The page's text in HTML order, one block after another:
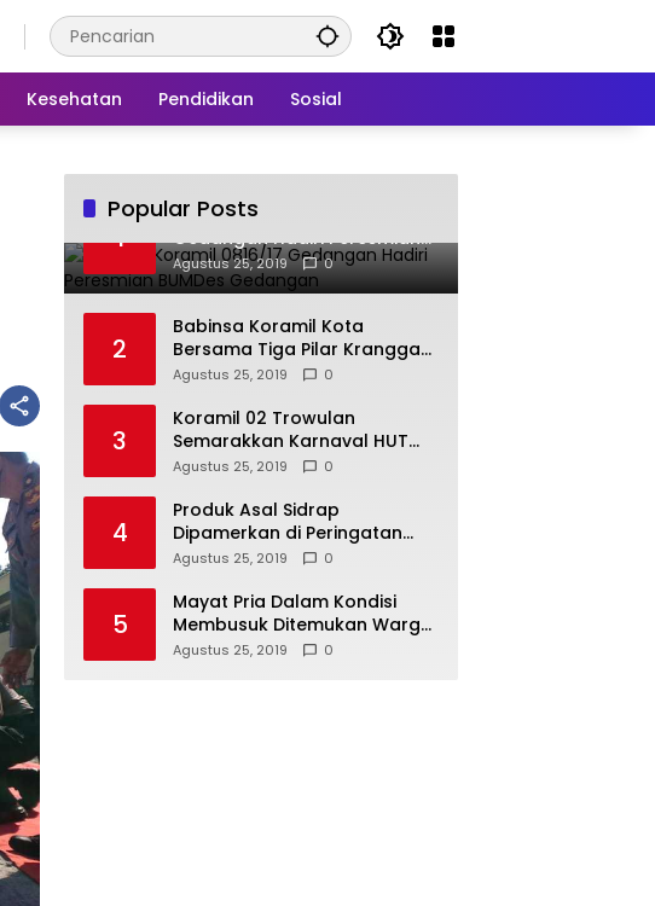
Kesehatan Pendidikan Sosial
Popular Posts
1
Babinsa Koramil 0816/17
Gedangan Hadiri Peresmian
BUMDes Gedangan
Agustus 25, 2019 0
2
Babinsa Koramil Kota
Bersama Tiga Pilar Kranggan
Gelar Rakor
Agustus 25, 2019 0
3
Koramil 02 Trowulan
Semarakkan Karnaval HUT
Ke-74 Kemerdekaan RI
Agustus 25, 2019 0
4
Produk Asal Sidrap
Dipamerkan di Peringatan
Hari Koperasi Tingkat Provinsi
Agustus 25, 2019 0
5
Mayat Pria Dalam Kondisi
Membusuk Ditemukan Warga
di Area Persawahan Sidoarjo
Agustus 25, 2019 0